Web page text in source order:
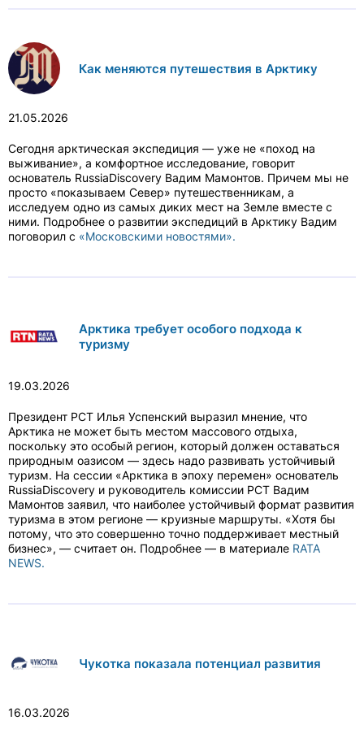
Как меняются путешествия в Арктику
21.05.2026
Сегодня арктическая экспедиция — уже не «поход на
выживание», а комфортное исследование, говорит
основатель RussiaDiscovery Вадим Мамонтов. Причем мы не
просто «показываем Север» путешественникам, а
исследуем одно из самых диких мест на Земле вместе с
ними. Подробнее о развитии экспедиций в Арктику Вадим
поговорил с «Московскими новостями».
Арктика требует особого подхода к
туризму
19.03.2026
Президент РСТ Илья Успенский выразил мнение, что
Арктика не может быть местом массового отдыха,
поскольку это особый регион, который должен оставаться
природным оазисом — здесь надо развивать устойчивый
туризм. На сессии «Арктика в эпоху перемен» основатель
RussiaDiscovery и руководитель комиссии РСТ Вадим
Мамонтов заявил, что наиболее устойчивый формат развития
туризма в этом регионе — круизные маршруты. «Хотя бы
потому, что это совершенно точно поддерживает местный
бизнес», — считает он. Подробнее — в материале RATA
NEWS.
Чукотка показала потенциал развития
16.03.2026